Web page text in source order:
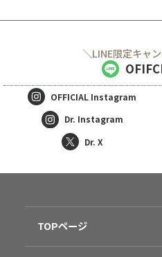
＼LINE限定キャ
OFFICIAL Instagram
Dr. Instagram
Dr. X
TOPページ